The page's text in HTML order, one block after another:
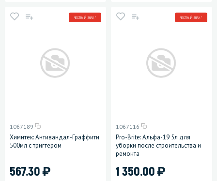
ЧЕСТНЫЙ ЗНАК *
1067189
Химитек: Антивандал-Граффити
500мл с триггером
567.30)
ЧЕСТНЫЙ ЗНАК *
1067116
Pro-Brite: Альфа-19 5л для
уборки после строительства и
ремонта
1 350.00)